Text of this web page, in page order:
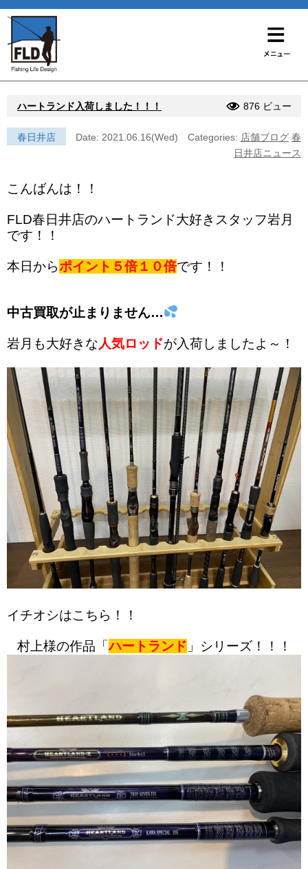
ハートランド入荷しました！！！ 876 ビュー
春日井店 Date: 2021.06.16(Wed) Categories: 店舗ブログ 春
日井店ニュース
こんばんは！！
FLD春日井店のハートランド大好きスタッフ岩月
です！！
本日からポイント５倍１０倍です！！
中古買取が止まりません…
岩月も大好きな人気ロッドが入荷しましたよ～！
イチオシはこちら！！
村上様の作品「ハートランド 」シリーズ！！！